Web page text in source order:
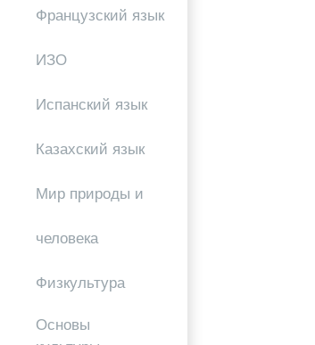
Французский язык
ИЗО
Испанский язык
Казахский язык
Мир природы и
человека
Физкультура
Основы